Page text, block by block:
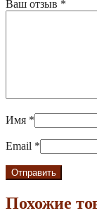
Ваш отзыв *
Имя *
Email *
Похожие